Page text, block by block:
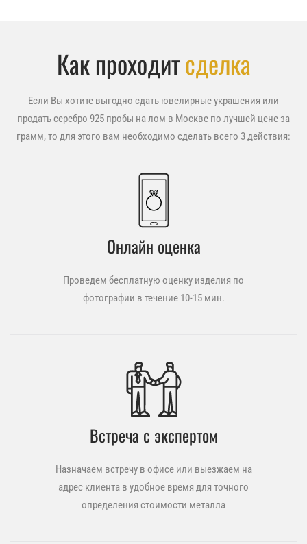
Как проходитсделка
Если Вы хотите выгодно сдать ювелирные украшения или
продать серебро 925 пробы на лом в Москве по лучшей цене за
грамм, то для этого вам необходимо сделать всего 3 действия:
Онлайн оценка
Проведем бесплатную оценку изделия по
фотографии в течение 10-15 мин.
Встреча с экспертом
Назначаем встречу в офисе или выезжаем на
адрес клиента в удобное время для точного
определения стоимости металла